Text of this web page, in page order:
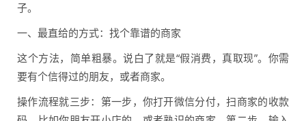
子。
一、最直给的方式：找个靠谱的商家
这个方法，简单粗暴。说白了就是“假消费，真取现”。你需
要有个信得过的朋友，或者商家。
操作流程就三步：第一步，你打开微信分付，扫商家的收款